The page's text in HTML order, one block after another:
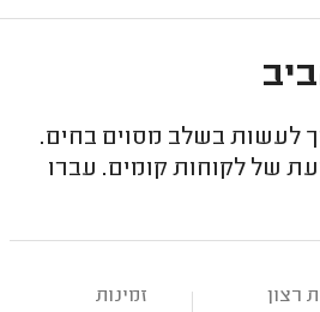
לעשות בשלב מסוים בחים.
של לקוחות קומים. עברו
רצון
זמינות